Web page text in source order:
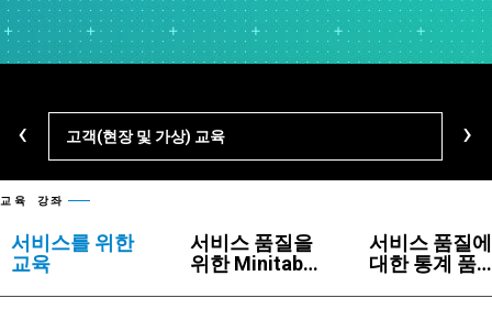
고객(현장 및 가상) 교육 학
‹ ›
교육 강좌
서비스를 위한
교육
서비스 품질을
위한 Minitab
서비스 품질에
대한 통계 품